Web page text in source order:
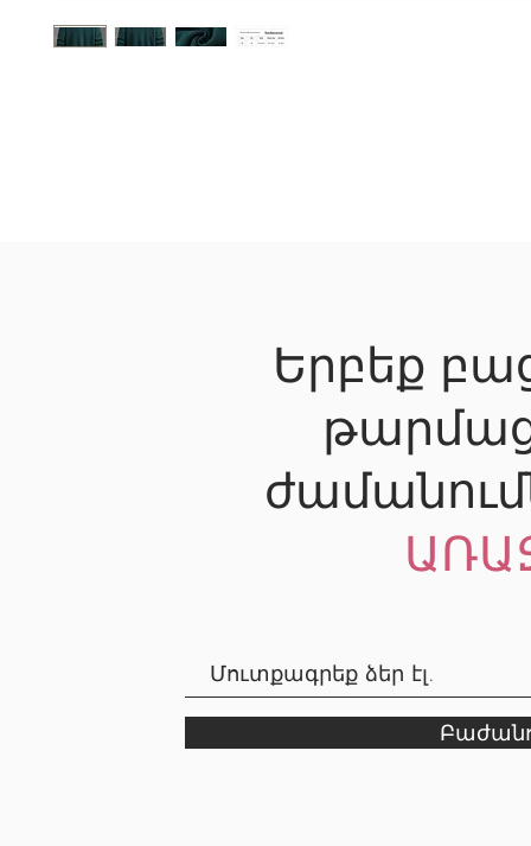
Երբեք